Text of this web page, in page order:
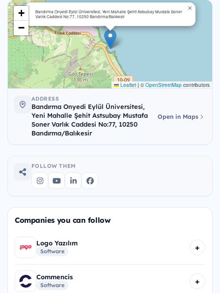
Bandırma Onyedi Eylül Üniversitesi, Yeni Mahalle Şehit Astsubay Mustafa Soner
Varlık Caddesi No:77, 10250 Bandırma/Balıkesir
×
+
−
Leaflet | © OpenStreetMap contributors
ADDRESS
Bandırma Onyedi Eylül Üniversitesi,
Yeni Mahalle Şehit Astsubay Mustafa
Soner Varlık Caddesi No:77, 10250
Bandırma/Balıkesir
Open in Maps
FOLLOW THEM
Companies you can follow
Logo Yazılım
Software +
Commencis
Software +